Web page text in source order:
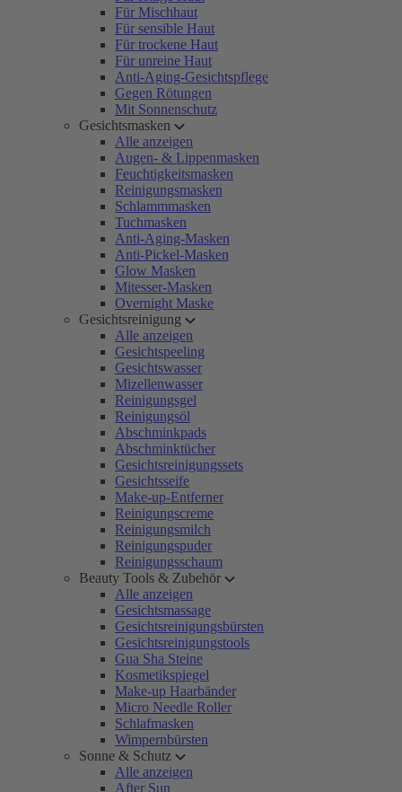
Für Mischhaut
Für sensible Haut
Für trockene Haut
Für unreine Haut
Anti-Aging-Gesichtspflege
Gegen Rötungen
Mit Sonnenschutz
Gesichtsmasken
Alle anzeigen
Augen- & Lippenmasken
Feuchtigkeitsmasken
Reinigungsmasken
Schlammmasken
Tuchmasken
Anti-Aging-Masken
Anti-Pickel-Masken
Glow Masken
Mitesser-Masken
Overnight Maske
Gesichtsreinigung
Alle anzeigen
Gesichtspeeling
Gesichtswasser
Mizellenwasser
Reinigungsgel
Reinigungsöl
Abschminkpads
Abschminktücher
Gesichtsreinigungssets
Gesichtsseife
Make-up-Entferner
Reinigungscreme
Reinigungsmilch
Reinigungspuder
Reinigungsschaum
Beauty Tools & Zubehör
Alle anzeigen
Gesichtsmassage
Gesichtsreinigungsbürsten
Gesichtsreinigungstools
Gua Sha Steine
Kosmetikspiegel
Make-up Haarbänder
Micro Needle Roller
Schlafmasken
Wimpernbürsten
Sonne & Schutz
Alle anzeigen
After Sun